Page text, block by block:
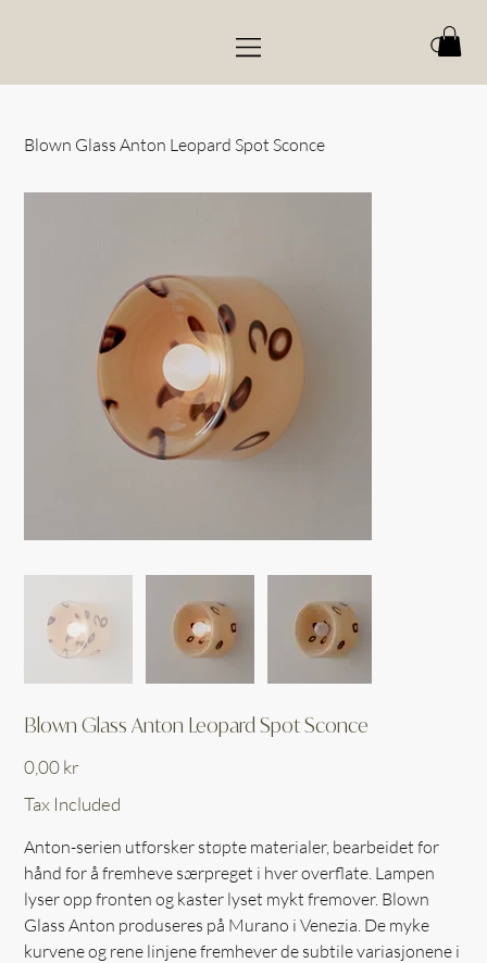
Blown Glass Anton Leopard Spot Sconce
Blown Glass Anton Leopard Spot Sconce
0,00 kr
Tax Included
Anton-serien utforsker støpte materialer, bearbeidet for
hånd for å fremheve særpreget i hver overflate. Lampen
lyser opp fronten og kaster lyset mykt fremover. Blown
Glass Anton produseres på Murano i Venezia. De myke
kurvene og rene linjene fremhever de subtile variasjonene i